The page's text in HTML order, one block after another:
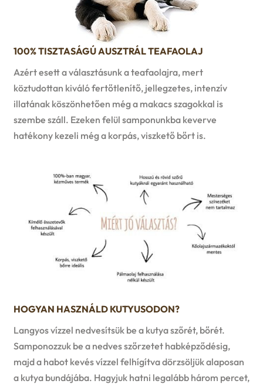
100% TISZTASÁGÚ AUSZTRÁL TEAFAOLAJ
Azért esett a választásunk a teafaolajra, mert
köztudottan kiváló fertőtlenítő, jellegzetes, intenzív
illatának köszönhetően még a makacs szagokkal is
szembe száll. Ezeken felül samponunkba keverve
hatékony kezeli még a korpás, viszkető bőrt is.
HOGYAN HASZNÁLD KUTYUSODON?
Langyos vízzel nedvesítsük be a kutya szőrét, bőrét.
Samponozzuk be a nedves szőrzetet habképződésig,
majd a habot kevés vízzel felhígítva dörzsöljük alaposan
a kutya bundájába. Hagyjuk hatni legalább három percet,